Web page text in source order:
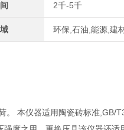
2千-5千
环保,石油,能源,建
。 本仪器适用陶瓷砖标准,GB/